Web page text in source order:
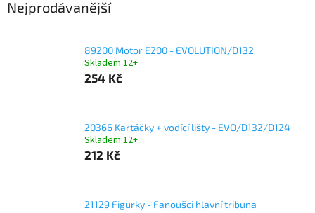
Nejprodávanější
89200 Motor E200 - EVOLUTION/D132
Skladem 12+
254 Kč
20366 Kartáčky + vodící lišty - EVO/D132/D124
Skladem 12+
212 Kč
21129 Figurky - Fanoušci hlavní tribuna